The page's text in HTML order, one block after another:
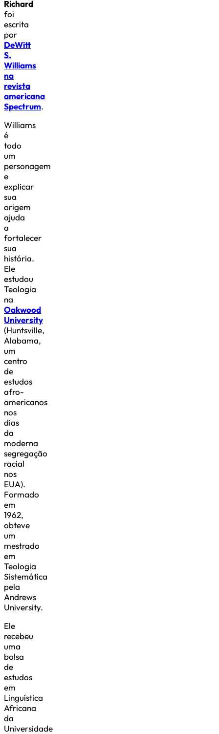
Richard
foi
escrita
por
DeWitt
S.
Williams
na
revista
americana
Spectrum.
Williams
é
todo
um
personagem
e
explicar
sua
origem
ajuda
a
fortalecer
sua
história.
Ele
estudou
Teologia
na
Oakwood
University
(Huntsville,
Alabama,
um
centro
de
estudos
afro-
americanos
nos
dias
da
moderna
segregação
racial
nos
EUA).
Formado
em
1962,
obteve
um
mestrado
em
Teologia
Sistemática
pela
Andrews
University.
Ele
recebeu
uma
bolsa
de
estudos
em
Linguística
Africana
da
Universidade